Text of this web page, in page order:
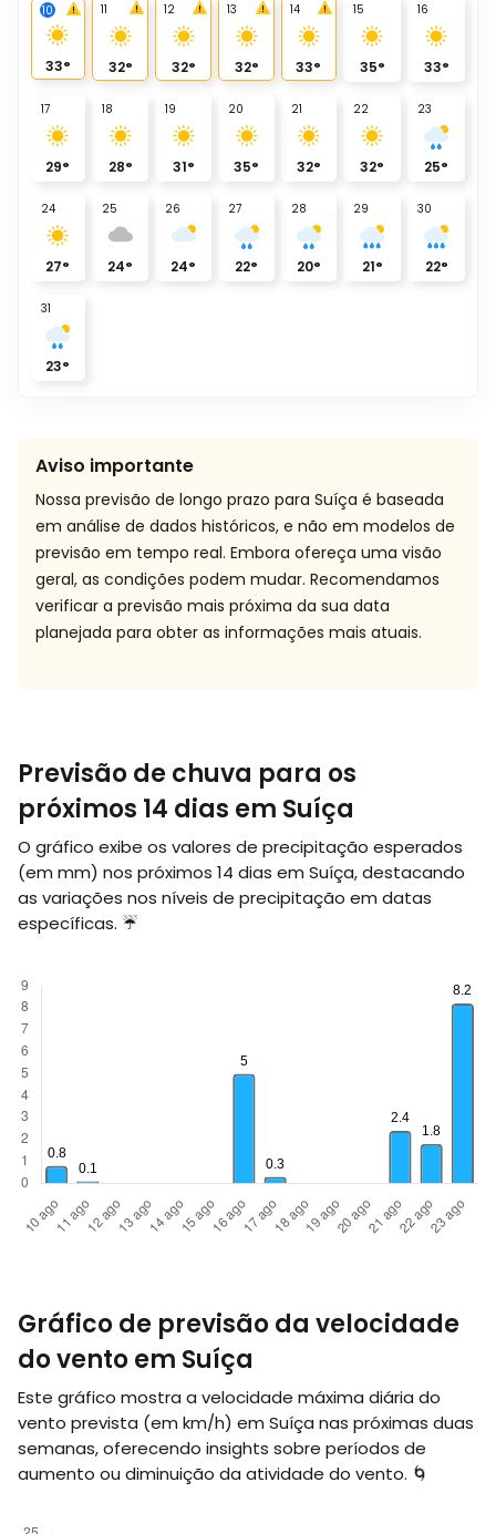
10
33°
11
32°
12
32°
13
32°
14
33°
15
35°
16
33°
17
29°
18
28°
19
31°
20
35°
21
32°
22
32°
23
25°
24
27°
25
24°
26
24°
27
22°
28
20°
29
21°
30
22°
31
23°
Aviso importante
Nossa previsão de longo prazo para Suíça é baseada
em análise de dados históricos, e não em modelos de
previsão em tempo real. Embora ofereça uma visão
geral, as condições podem mudar. Recomendamos
verificar a previsão mais próxima da sua data
planejada para obter as informações mais atuais.
Previsão de chuva para os
próximos 14 dias em Suíça
O gráfico exibe os valores de precipitação esperados
(em mm) nos próximos 14 dias em Suíça, destacando
as variações nos níveis de precipitação em datas
específicas. ☔
Gráfico de previsão da velocidade
do vento em Suíça
Este gráfico mostra a velocidade máxima diária do
vento prevista (em km/h) em Suíça nas próximas duas
semanas, oferecendo insights sobre períodos de
aumento ou diminuição da atividade do vento. 🌀